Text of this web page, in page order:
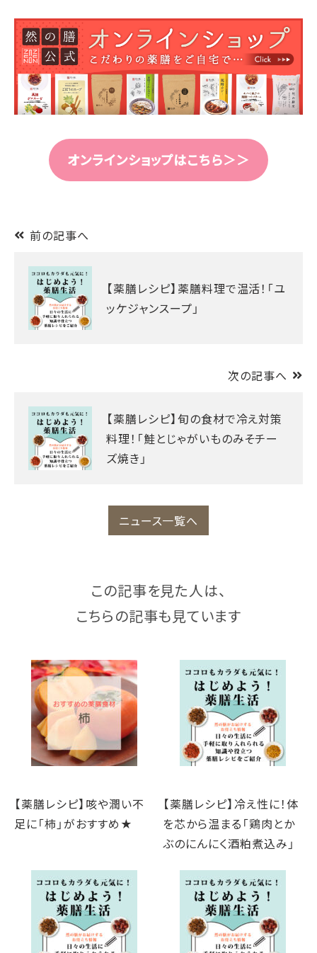
オンラインショップはこちら＞＞
前の記事へ
【薬膳レシピ】薬膳料理で温活！「ユ
ッケジャンスープ」
次の記事へ
【薬膳レシピ】旬の食材で冷え対策
料理！「鮭とじゃがいものみそチー
ズ焼き」
ニュース一覧へ
この記事を見た人は、
こちらの記事も見ています
【薬膳レシピ】咳や潤い不
足に「柿」がおすすめ★
【薬膳レシピ】冷え性に！体
を芯から温まる「鶏肉とか
ぶのにんにく酒粕煮込み」